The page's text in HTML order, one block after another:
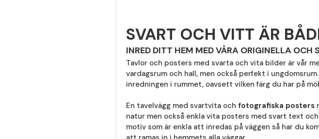
SVART OCH VITT ÄR
INRED DITT HEM MED VÅRA ORIGINELLA
Tavlor och posters med svarta och vita bilder är vår
vardagsrum och hall, men också perfekt i
inredningen i rummet, oavsett vilken färg du har på
En tavelvägg med svartvita och fotografiska posters
natur men också enkla vita posters med svart text
motiv som är enkla att inredas på väggen så har du